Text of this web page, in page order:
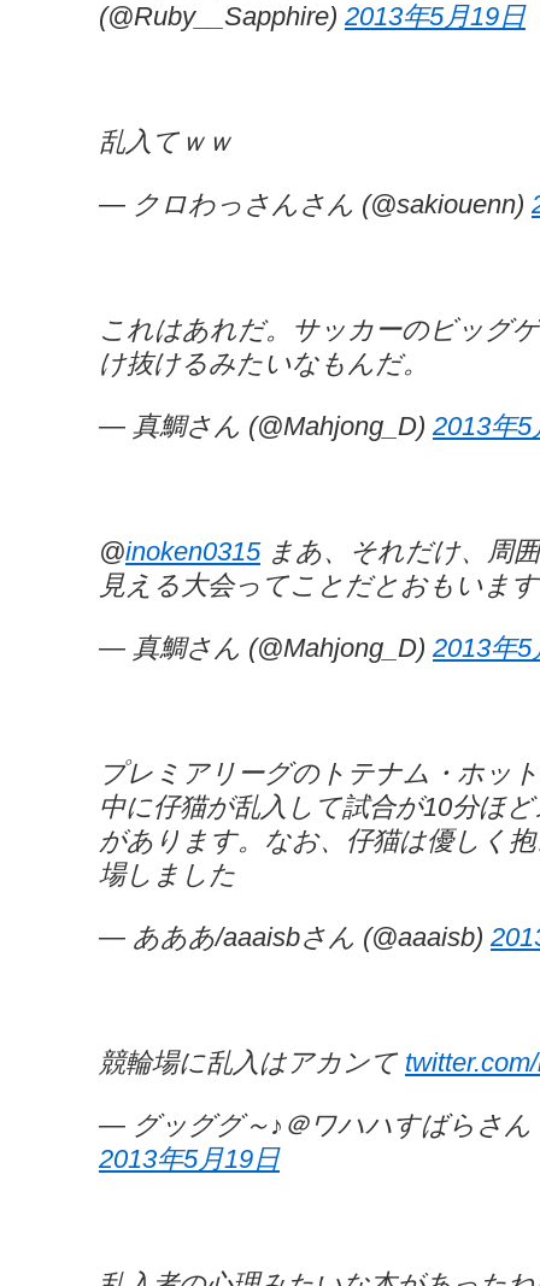
(@Ruby__Sapphire) 2013年5月19日
乱入てｗｗ
— クロわっさんさん (@sakiouenn)
これはあれだ。サッカーのビッグ
け抜けるみたいなもんだ。
— 真鯛さん (@Mahjong_D) 2013年5
@inoken0315まあ、それだけ、周
見える大会ってことだとおもいま
— 真鯛さん (@Mahjong_D) 2013年5
プレミアリーグのトテナム・ホッ
中に仔猫が乱入して試合が10分ほ
があります。なお、仔猫は優しく
場しました
— あああ/aaaisbさん (@aaaisb)
競輪場に乱入はアカンて
— グッググ～♪＠ワハハすばらさん
2013年5月19日